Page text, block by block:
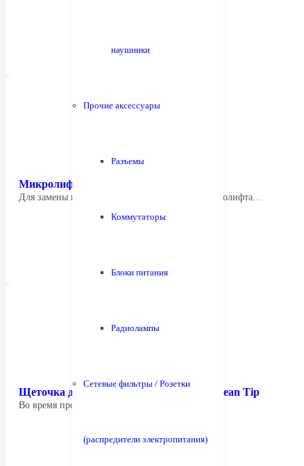
наушники
Прочие аксессуары
Разъемы
Коммутаторы
Блоки питания
Радиолампы
Сетевые фильтры / Розетки
(распредители электропитания)
Микролифт Tonar 4498 Arm Lifter
Для замены изношенного или сломанного микролифта…
Щеточка для чистки иглы Tonar 4250 Clean Tip
Во время проигрывания ваших пластинок и…